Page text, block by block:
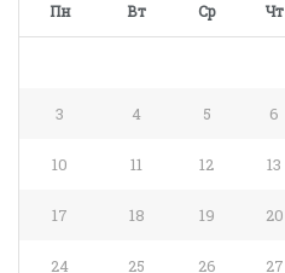
Пн Вт Ср Чт
3 4 5 6
10 11 12 13
17 18 19 20
24 25 26 27